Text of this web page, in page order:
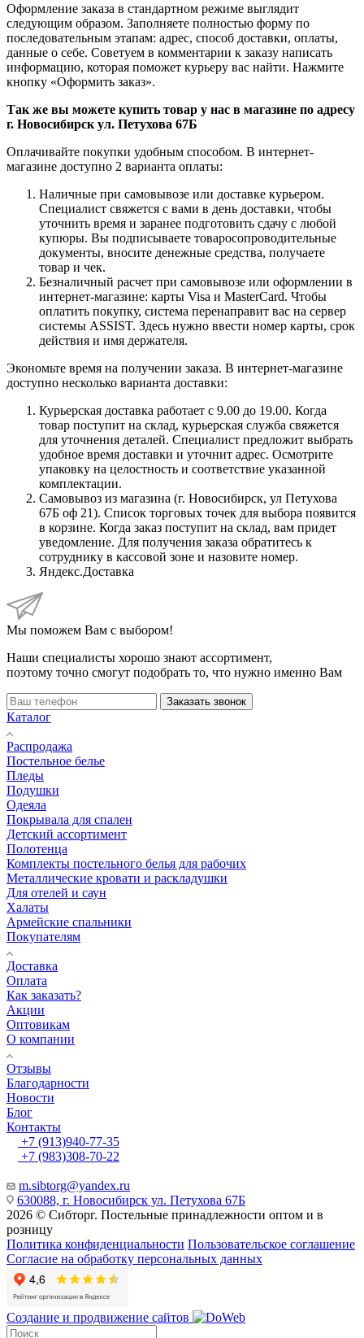
Оформление заказа в стандартном режиме выглядит
следующим образом. Заполняете полностью форму по
последовательным этапам: адрес, способ доставки, оплаты,
данные о себе. Советуем в комментарии к заказу написать
информацию, которая поможет курьеру вас найти. Нажмите
кнопку «Оформить заказ».
Так же вы можете купить товар у нас в магазине по адресу
г. Новосибирск ул. Петухова 67Б
Оплачивайте покупки удобным способом. В интернет-
магазине доступно 2 варианта оплаты:
Наличные при самовывозе или доставке курьером.
Специалист свяжется с вами в день доставки, чтобы
уточнить время и заранее подготовить сдачу с любой
купюры. Вы подписываете товаросопроводительные
документы, вносите денежные средства, получаете
товар и чек.
Безналичный расчет при самовывозе или оформлении в
интернет-магазине: карты Visa и MasterCard. Чтобы
оплатить покупку, система перенаправит вас на сервер
системы ASSIST. Здесь нужно ввести номер карты, срок
действия и имя держателя.
Экономьте время на получении заказа. В интернет-магазине
доступно несколько варианта доставки:
Курьерская доставка работает с 9.00 до 19.00. Когда
товар поступит на склад, курьерская служба свяжется
для уточнения деталей. Специалист предложит выбрать
удобное время доставки и уточнит адрес. Осмотрите
упаковку на целостность и соответствие указанной
комплектации.
Самовывоз из магазина (г. Новосибирск, ул Петухова
67Б оф 21). Список торговых точек для выбора появится
в корзине. Когда заказ поступит на склад, вам придет
уведомление. Для получения заказа обратитесь к
сотруднику в кассовой зоне и назовите номер.
Яндекс.Доставка
Мы поможем Вам с выбором!
Наши специалисты хорошо знают ассортимент,
поэтому точно смогут подобрать то, что нужно именно Вам
Заказать звонок
Каталог
Распродажа
Постельное белье
Пледы
Подушки
Одеяла
Покрывала для спален
Детский ассортимент
Полотенца
Комплекты постельного белья для рабочих
Металлические кровати и раскладушки
Для отелей и саун
Халаты
Армейские спальники
Покупателям
Доставка
Оплата
Как заказать?
Акции
Оптовикам
О компании
Отзывы
Благодарности
Новости
Блог
Контакты
+7 (913)940-77-35
+7 (983)308-70-22
m.sibtorg@yandex.ru
630088, г. Новосибирск ул. Петухова 67Б
2026 © Сибторг. Постельные принадлежности оптом и в
розницу
Политика конфиденциальности Пользовательское соглашение
Согласие на обработку персональных данных
Создание и продвижение сайтов